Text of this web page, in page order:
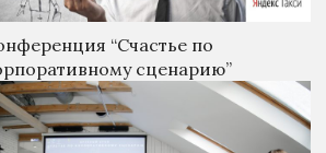
“Счастье по
сценарию”